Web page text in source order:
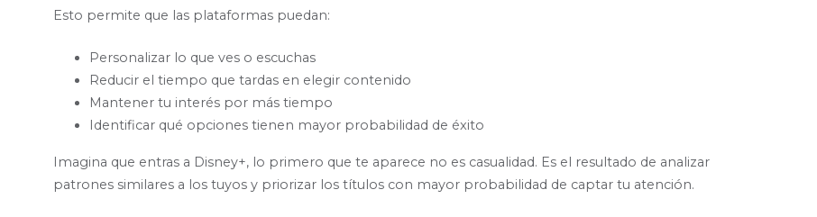
Esto permite que las plataformas puedan:
Personalizar lo que ves o escuchas
Reducir el tiempo que tardas en elegir contenido
Mantener tu interés por más tiempo
Identificar qué opciones tienen mayor probabilidad de éxito
Imagina que entras a Disney+, lo primero que te aparece no es casualidad. Es el resultado de analizar
patrones similares a los tuyos y priorizar los títulos con mayor probabilidad de captar tu atención.